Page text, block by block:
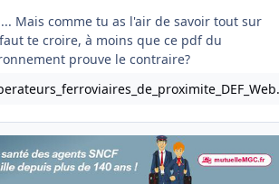
Mais comme tu as l'air de savoir tout sur
te croire, à moins que ce pdf du
prouve le contraire?